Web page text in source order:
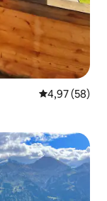
Note
4,97 (58)